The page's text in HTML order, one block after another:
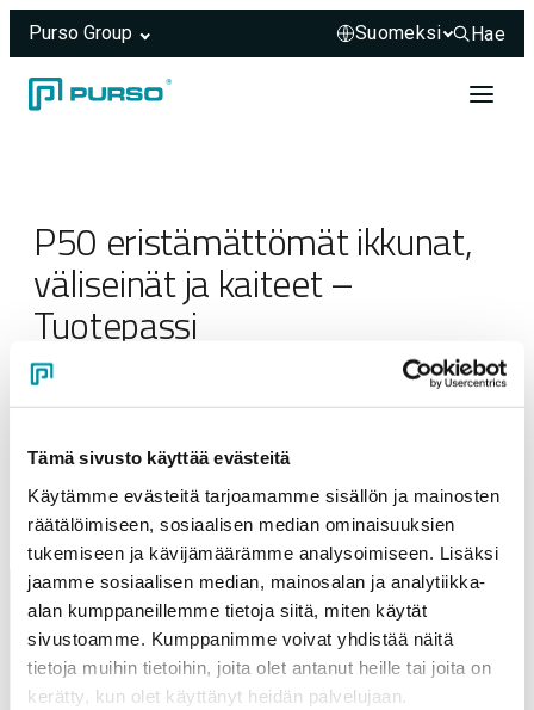
Tämä sivusto käyttää evästeitä
Käytämme evästeitä tarjoamamme sisällön ja mainosten
räätälöimiseen, sosiaalisen median ominaisuuksien
tukemiseen ja kävijämäärämme analysoimiseen. Lisäksi
jaamme sosiaalisen median, mainosalan ja analytiikka-
alan kumppaneillemme tietoja siitä, miten käytät
sivustoamme. Kumppanimme voivat yhdistää näitä
tietoja muihin tietoihin, joita olet antanut heille tai joita on
kerätty, kun olet käyttänyt heidän palvelujaan.
Purso Group
Hae
Hae
P50 eristämättömät ikkunat,
väliseinät ja kaiteet –
Tuotepassi
30.12.2025